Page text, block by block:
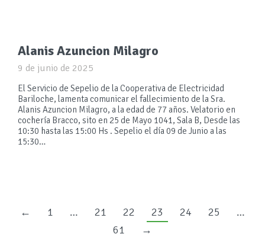
Alanis Azuncion Milagro
9 de junio de 2025
El Servicio de Sepelio de la Cooperativa de Electricidad
Bariloche, lamenta comunicar el fallecimiento de la Sra.
Alanis Azuncion Milagro, a la edad de 77 años. Velatorio en
cochería Bracco, sito en 25 de Mayo 1041, Sala B, Desde las
10:30 hasta las 15:00 Hs . Sepelio el día 09 de Junio a las
15:30…
← 1 … 21 22 23 24 25
…
61
→